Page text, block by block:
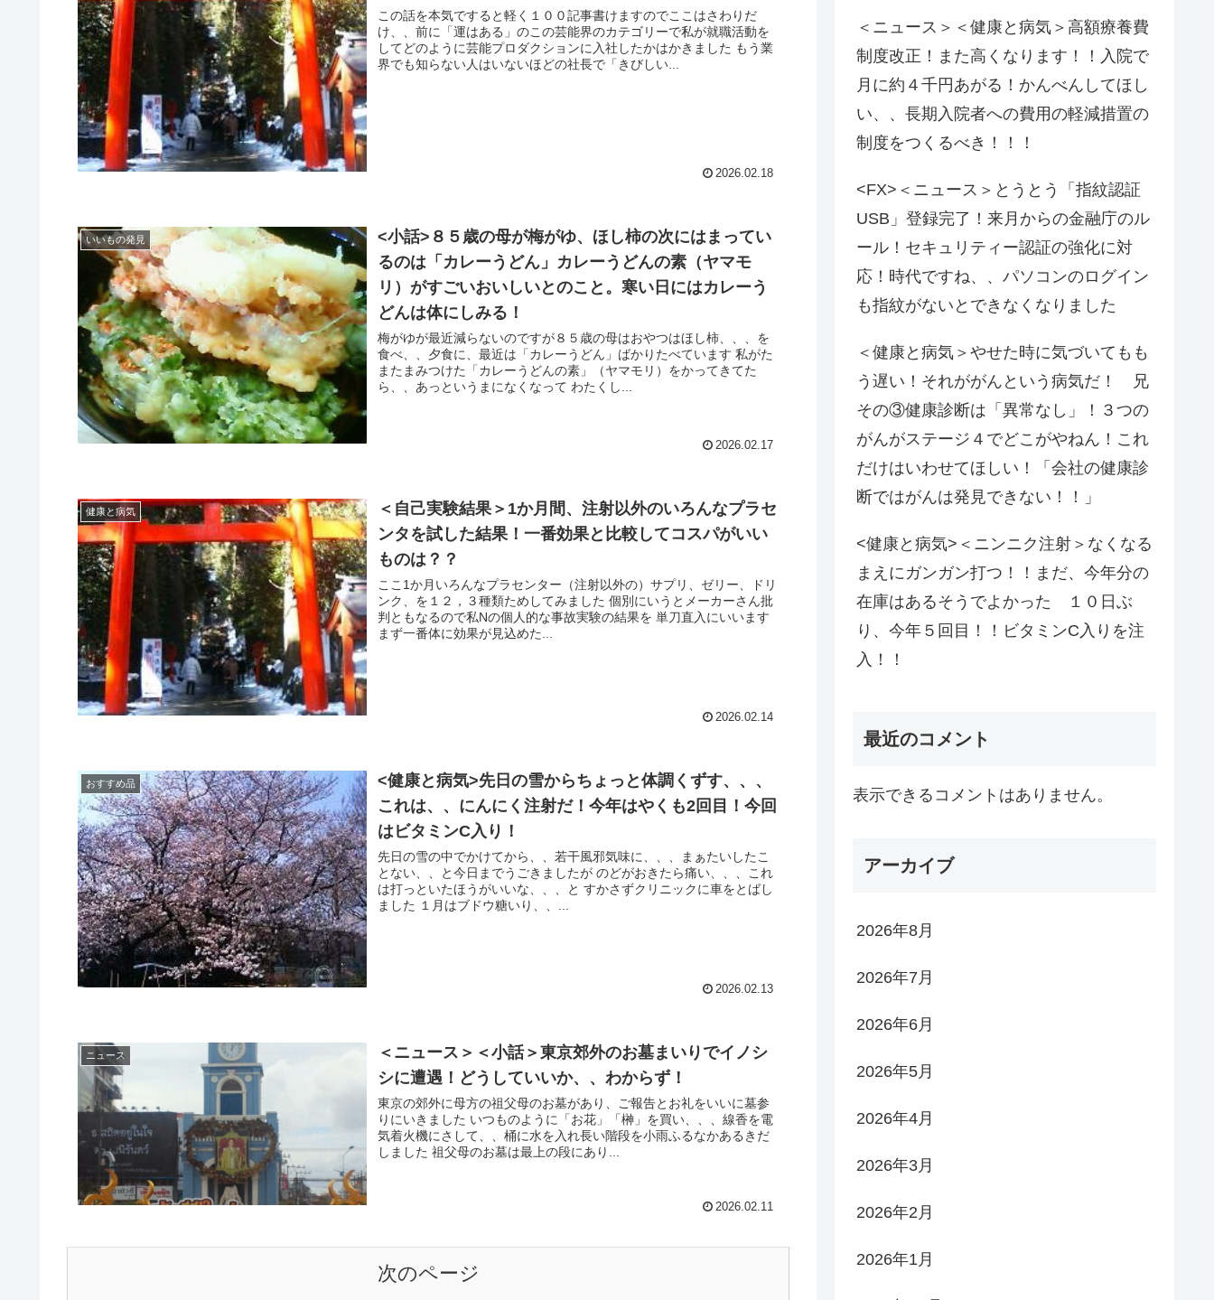
この話を本気ですると軽く１００記事書けますのでここはさわりだ
け、、前に「運はある」のこの芸能界のカテゴリーで私が就職活動を
してどのように芸能プロダクションに入社したかはかきました もう業
界でも知らない人はいないほどの社長で「きびしい...
2026.02.18
いいもの発見
<小話>８５歳の母が梅がゆ、ほし柿の次にはまってい
るのは「カレーうどん」カレーうどんの素（ヤマモ
リ）がすごいおいしいとのこと。寒い日にはカレーう
どんは体にしみる！
梅がゆが最近減らないのですが８５歳の母はおやつはほし柿、、、を
食べ、、夕食に、最近は「カレーうどん」ばかりたべています 私がた
またまみつけた「カレーうどんの素」（ヤマモリ）をかってきてた
ら、、あっというまになくなって わたくし...
2026.02.17
健康と病気
＜自己実験結果＞1か月間、注射以外のいろんなプラセ
ンタを試した結果！一番効果と比較してコスパがいい
ものは？？
ここ1か月いろんなプラセンター（注射以外の）サプリ、ゼリー、ドリ
ンク、を１２，３種類ためしてみました 個別にいうとメーカーさん批
判ともなるので私Nの個人的な事故実験の結果を 単刀直入にいいます
まず一番体に効果が見込めた...
2026.02.14
おすすめ品
<健康と病気>先日の雪からちょっと体調くずす、、、
これは、、にんにく注射だ！今年はやくも2回目！今回
はビタミンC入り！
先日の雪の中でかけてから、、若干風邪気味に、、、まぁたいしたこ
とない、、と今日までうごきましたが のどがおきたら痛い、、、これ
は打っといたほうがいいな、、、と すかさずクリニックに車をとばし
ました １月はブドウ糖いり、、...
2026.02.13
ニュース
＜ニュース＞＜小話＞東京郊外のお墓まいりでイノシ
シに遭遇！どうしていいか、、わからず！
東京の郊外に母方の祖父母のお墓があり、ご報告とお礼をいいに墓参
りにいきました いつものように「お花」「榊」を買い、、、線香を電
気着火機にさして、、桶に水を入れ長い階段を小雨ふるなかあるきだ
しました 祖父母のお墓は最上の段にあり...
2026.02.11
次のページ
＜ニュース＞＜健康と病気＞高額療養費
制度改正！また高くなります！！入院で
月に約４千円あがる！かんべんしてほし
い、、長期入院者への費用の軽減措置の
制度をつくるべき！！！
<FX>＜ニュース＞とうとう「指紋認証
USB」登録完了！来月からの金融庁のル
ール！セキュリティー認証の強化に対
応！時代ですね、、パソコンのログイン
も指紋がないとできなくなりました
＜健康と病気＞やせた時に気づいてもも
う遅い！それががんという病気だ！ 兄
その③健康診断は「異常なし」！３つの
がんがステージ４でどこがやねん！これ
だけはいわせてほしい！「会社の健康診
断ではがんは発見できない！！」
<健康と病気>＜ニンニク注射＞なくなる
まえにガンガン打つ！！まだ、今年分の
在庫はあるそうでよかった １０日ぶ
り、今年５回目！！ビタミンC入りを注
入！！
最近のコメント
表示できるコメントはありません。
アーカイブ
2026年8月
2026年7月
2026年6月
2026年5月
2026年4月
2026年3月
2026年2月
2026年1月